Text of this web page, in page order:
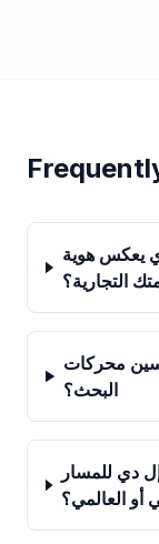
يعكس هوية
التجارية؟
محركات
البحث؟
إل دي للمسار
أو العالمي؟